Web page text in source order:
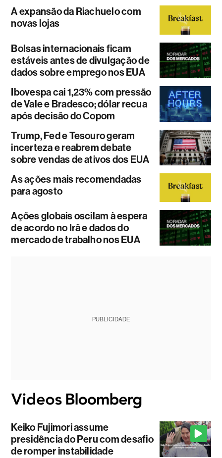
A expansão da Riachuelo com
novas lojas
Bolsas internacionais ficam
estáveis antes de divulgação de
dados sobre emprego nos EUA
Ibovespa cai 1,23% com pressão
de Vale e Bradesco; dólar recua
após decisão do Copom
Trump, Fed e Tesouro geram
incerteza e reabrem debate
sobre vendas de ativos dos EUA
As ações mais recomendadas
para agosto
Ações globais oscilam à espera
de acordo no Irã e dados do
mercado de trabalho nos EUA
PUBLICIDADE
Keiko Fujimori assume
presidência do Peru com desafio
de romper instabilidade